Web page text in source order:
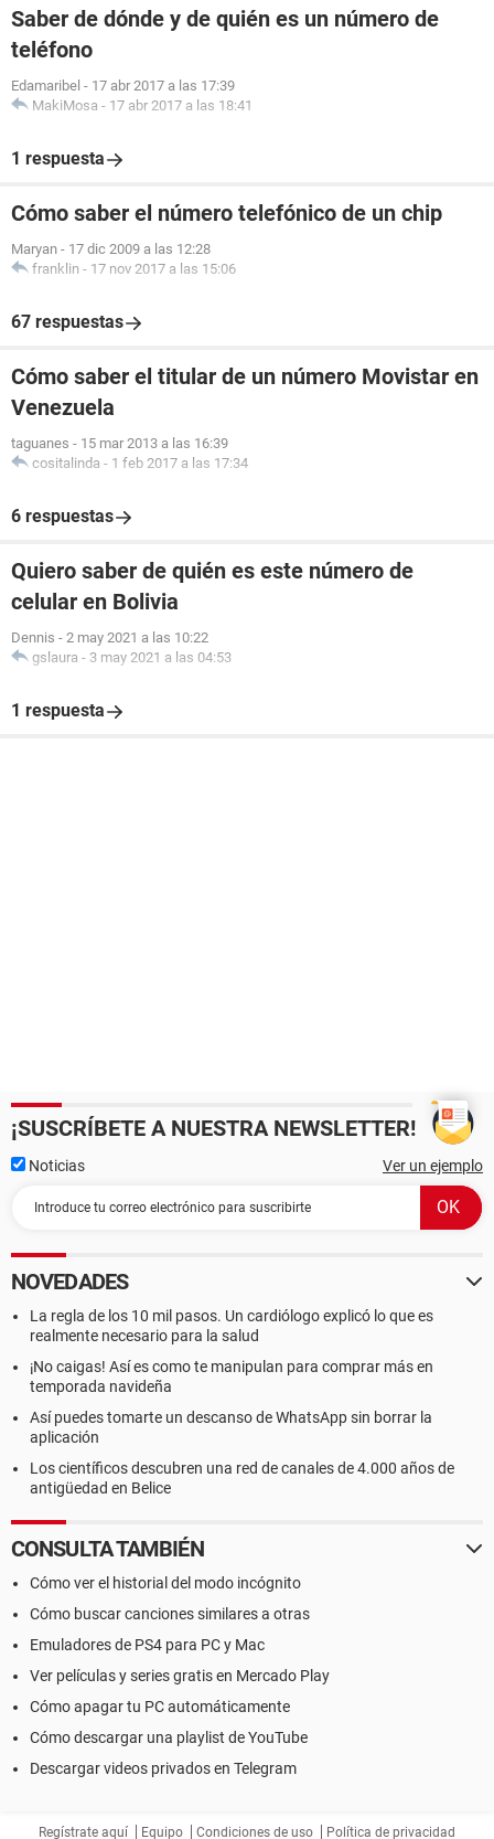
Saber de dónde y de quién es un número de
teléfono
Edamaribel - 17 abr 2017 a las 17:39
MakiMosa - 17 abr 2017 a las 18:41
1 respuesta
Cómo saber el número telefónico de un chip
Maryan - 17 dic 2009 a las 12:28
franklin - 17 nov 2017 a las 15:06
67 respuestas
Cómo saber el titular de un número Movistar en
Venezuela
taguanes - 15 mar 2013 a las 16:39
cositalinda - 1 feb 2017 a las 17:34
6 respuestas
Quiero saber de quién es este número de
celular en Bolivia
Dennis - 2 may 2021 a las 10:22
gslaura - 3 may 2021 a las 04:53
1 respuesta
¡SUSCRÍBETE A NUESTRA NEWSLETTER!
Noticias Ver un ejemplo
NOVEDADES
La regla de los 10 mil pasos. Un cardiólogo explicó lo que es
realmente necesario para la salud
¡No caigas! Así es como te manipulan para comprar más en
temporada navideña
Así puedes tomarte un descanso de WhatsApp sin borrar la
aplicación
Los científicos descubren una red de canales de 4.000 años de
antigüedad en Belice
CONSULTA TAMBIÉN
Cómo ver el historial del modo incógnito
Cómo buscar canciones similares a otras
Emuladores de PS4 para PC y Mac
Ver películas y series gratis en Mercado Play
Cómo apagar tu PC automáticamente
Cómo descargar una playlist de YouTube
Descargar videos privados en Telegram
Regístrate aquí Equipo Condiciones de uso Política de privacidad